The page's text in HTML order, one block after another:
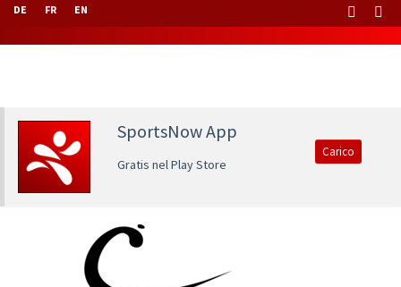
DE FR EN
SportsNow App
Gratis nel Play Store
Carico